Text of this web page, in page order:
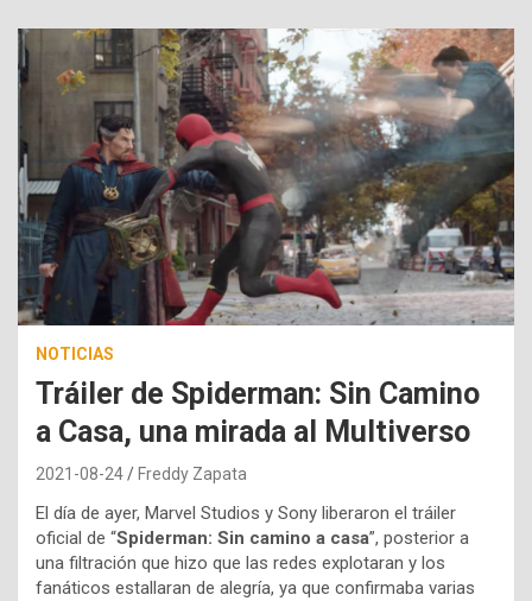
NOTICIAS
Tráiler de Spiderman: Sin Camino
a Casa, una mirada al Multiverso
2021-08-24 Freddy Zapata
El día de ayer, Marvel Studios y Sony liberaron el tráiler
oficial de “Spiderman: Sin camino a casa”, posterior a
una filtración que hizo que las redes explotaran y los
fanáticos estallaran de alegría, ya que confirmaba varias